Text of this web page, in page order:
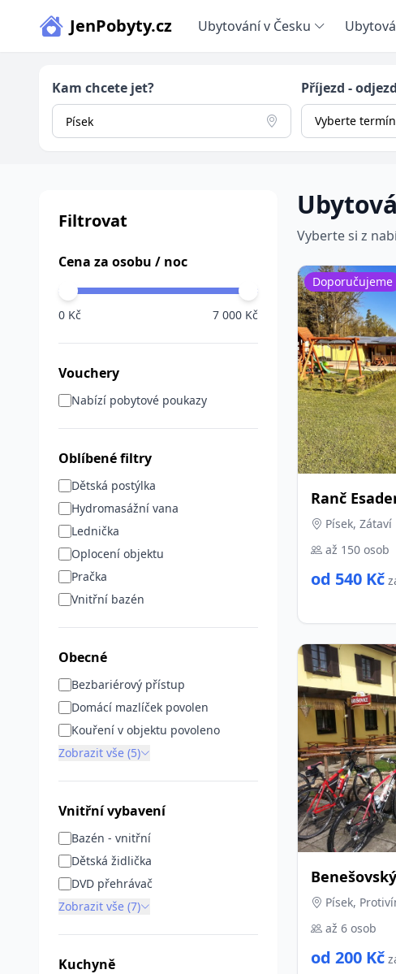
JenPobyty.cz Ubytování v Česku
Kam chcete jet? Příjezd - odjezd
Vyberte termín
Filtrovat
Cena za osobu / noc
0 Kč 7 000 Kč
Vouchery
Nabízí pobytové poukazy
Oblíbené filtry
Dětská postýlka
Hydromasážní vana
Lednička
Oplocení objektu
Pračka
Vnitřní bazén
Obecné
Bezbariérový přístup
Domácí mazlíček povolen
Kouření v objektu povoleno
Zobrazit vše (5)
Vnitřní vybavení
Bazén - vnitřní
Dětská židlička
DVD přehrávač
Zobrazit vše (7)
Kuchyně
Vyberte si z
Ranč
Písek, Zátaví
až 150 osob
od 540 Kč
Doporučujeme
Písek,
až 6 osob
od 200 Kč